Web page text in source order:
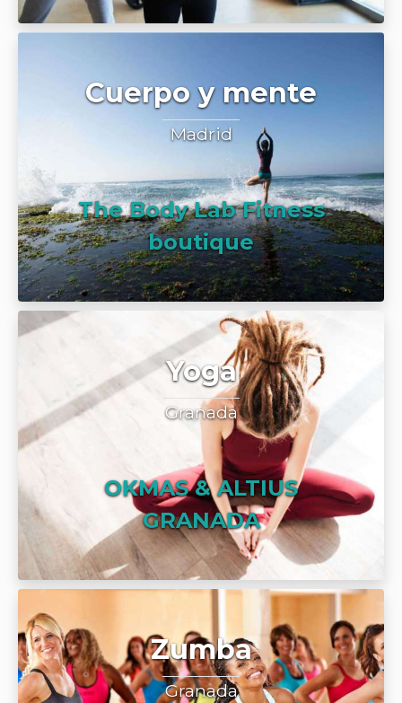
Cuerpo y mente
Madrid
The Body Lab Fitness
boutique
Yoga
Granada
OKMAS & ALTIUS
GRANADA
Zumba
Granada